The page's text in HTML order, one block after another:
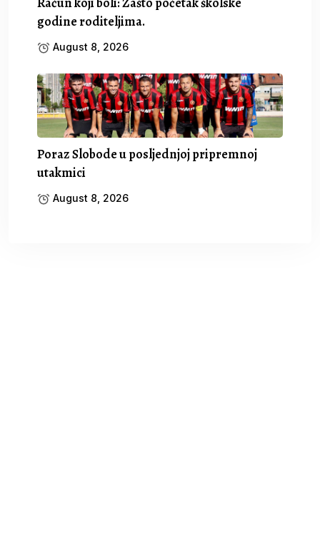
godine roditeljima.
August 8, 2026
Poraz Slobode u posljednjoj pripremnoj
utakmici
August 8, 2026